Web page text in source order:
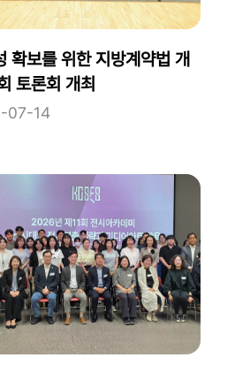
확보를 위한 지방계약법 개
토론회 개최
07-14